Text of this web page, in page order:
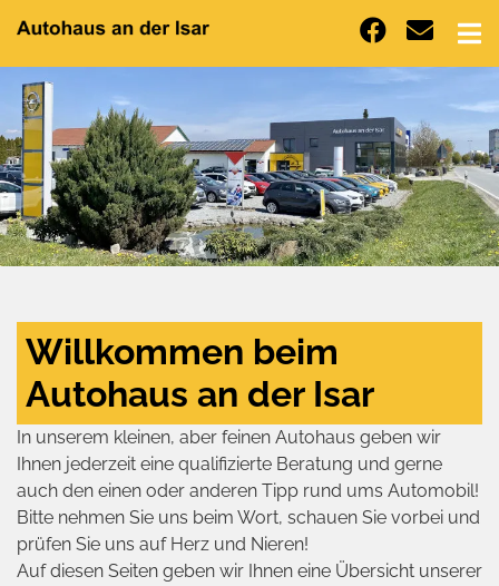
Willkommen beim
Autohaus an der Isar
In unserem kleinen, aber feinen Autohaus geben wir
Ihnen jederzeit eine qualifizierte Beratung und gerne
auch den einen oder anderen Tipp rund ums Automobil!
Bitte nehmen Sie uns beim Wort, schauen Sie vorbei und
prüfen Sie uns auf Herz und Nieren!
Auf diesen Seiten geben wir Ihnen eine Übersicht unserer